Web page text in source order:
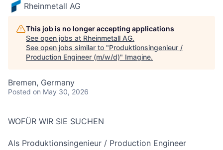
Rheinmetall AG
This job is no longer accepting applications
See open jobs at Rheinmetall AG.
See open jobs similar to "Produktionsingenieur /
Production Engineer (m/w/d)" Imagine.
Bremen, Germany
Posted on May 30, 2026
WOFÜR WIR SIE SUCHEN
Als Produktionsingenieur / Production Engineer